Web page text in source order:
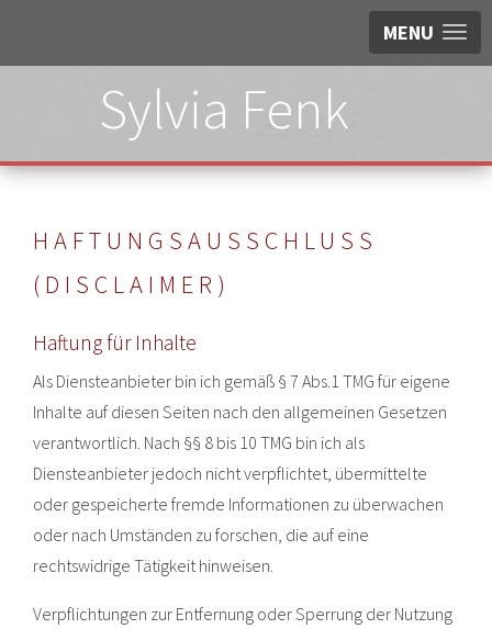
MENU
Sylvia Fenk
HAFTUNGSAUSSCHLUSS
(DISCLAIMER)
Haftung für Inhalte
Als Diensteanbieter bin ich gemäß § 7 Abs.1 TMG für eigene
Inhalte auf diesen Seiten nach den allgemeinen Gesetzen
verantwortlich. Nach §§ 8 bis 10 TMG bin ich als
Diensteanbieter jedoch nicht verpflichtet, übermittelte
oder gespeicherte fremde Informationen zu überwachen
oder nach Umständen zu forschen, die auf eine
rechtswidrige Tätigkeit hinweisen.
Verpflichtungen zur Entfernung oder Sperrung der Nutzung